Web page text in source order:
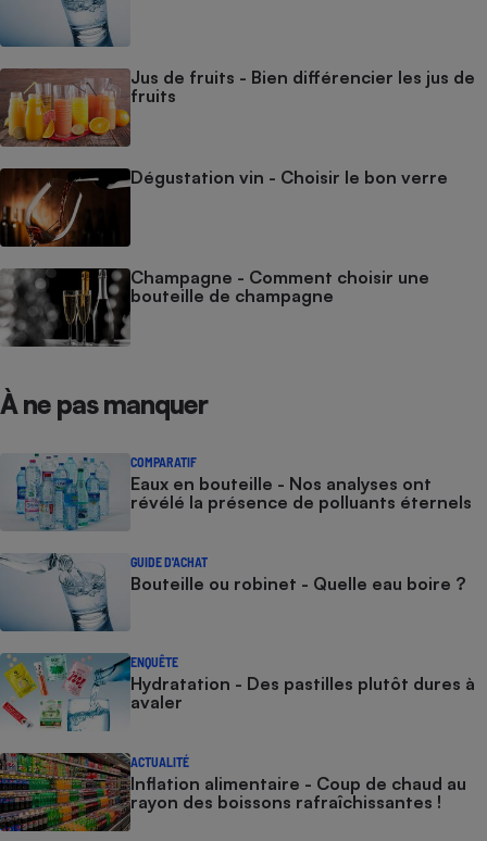
Jus de fruits - Bien différencier les jus de
fruits
Dégustation vin - Choisir le bon verre
Champagne - Comment choisir une
bouteille de champagne
À ne pas manquer
COMPARATIF
Eaux en bouteille - Nos analyses ont
révélé la présence de polluants éternels
GUIDE D'ACHAT
Bouteille ou robinet - Quelle eau boire ?
ENQUÊTE
Hydratation - Des pastilles plutôt dures à
avaler
ACTUALITÉ
Inflation alimentaire - Coup de chaud au
rayon des boissons rafraîchissantes !